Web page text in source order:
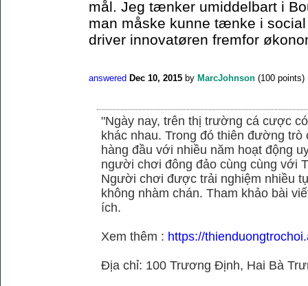
mål. Jeg tænker umiddelbart i
man måske kunne tænke i
driver innovatøren fremfor
answered Dec 10, 2015 by MarcJohnson (100 points)
"Ngày nay, trên thị trường cá cược
khác nhau. Trong đó thiên đường
hàng đầu với nhiều năm hoạt động
người chơi đông đảo cùng cùng với
Người chơi được trải nghiệm nhiều
không nhàm chán. Tham khảo bài
ích.
Xem thêm : https://
Địa chỉ: 100 Trương Định, Hai Bà